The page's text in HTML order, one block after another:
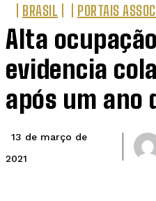
BRASIL PORTAIS
Alta
evidencia
após um ano
13 de março de
2021